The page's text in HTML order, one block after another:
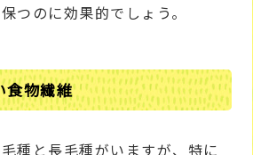
つのに効果的でしょう。
食物繊維
種と長毛種がいますが、特に